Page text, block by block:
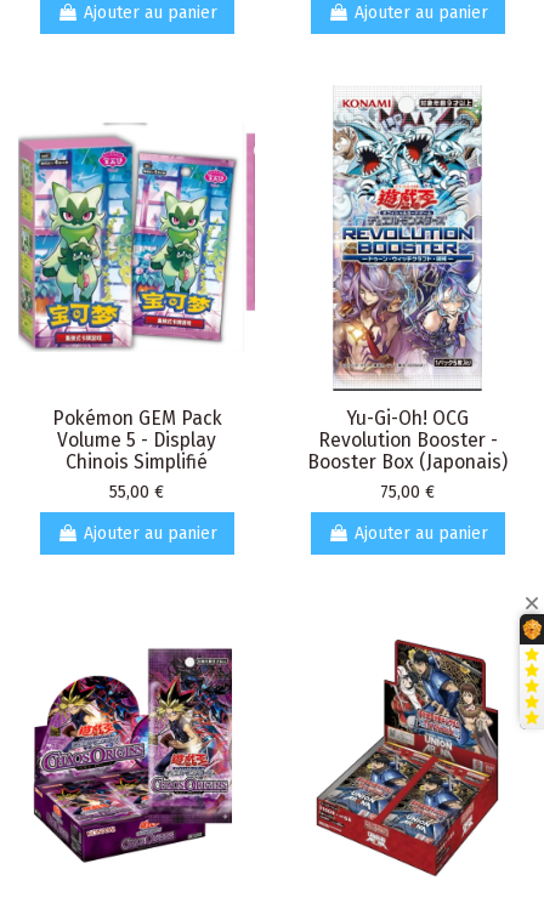
Ajouter au panier
Ajouter au panier
Pokémon GEM Pack
Volume 5 - Display
Chinois Simplifié
Prix
55,00 €
Ajouter au panier
Yu-Gi-Oh! OCG
Revolution Booster -
Booster Box (Japonais)
Prix
75,00 €
Ajouter au panier